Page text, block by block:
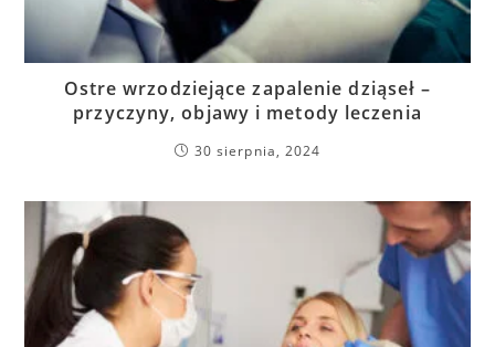
Ostre wrzodziejące zapalenie dziąseł –
przyczyny, objawy i metody leczenia
30 sierpnia, 2024